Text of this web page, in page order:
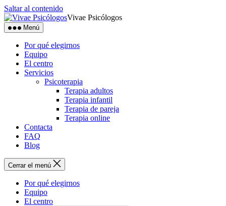
Saltar al contenido
Vivae Psicólogos
Menú
Por qué elegirnos
Equipo
El centro
Servicios
Psicoterapia
Terapia adultos
Terapia infantil
Terapia de pareja
Terapia online
Contacta
FAQ
Blog
Cerrar el menú
Por qué elegirnos
Equipo
El centro